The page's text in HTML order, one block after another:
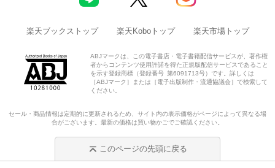
楽天ブックストップ 楽天Koboトップ 楽天市場トップ
ABJマークは、この電子書店・電子書籍配信サービスが、著作権
者からコンテンツ使用許諾を得た正規版配信サービスであること
を示す登録商標（登録番号 第6091713号）です。詳しくは
［ABJマーク］または［電子出版制作・流通協議会］で検索して
ください。
セール・商品情報は定期的に更新されるため、サイト内の表示価格がページによって異なる場
合がございます。最新の価格は買い物かごでご確認ください。
このページの先頭に戻る